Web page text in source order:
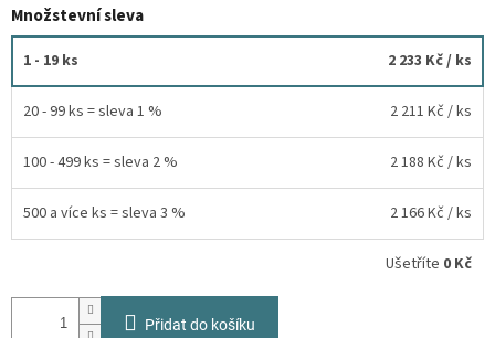
Množstevní sleva
1 - 19 ks 2 233 Kč/ ks
20 - 99 ks = sleva 1 % 2 211 Kč / ks
100 - 499 ks = sleva 2 % 2 188 Kč / ks
500 a více ks = sleva 3 % 2 166 Kč / ks
Ušetříte 0 Kč
Přidat do košíku